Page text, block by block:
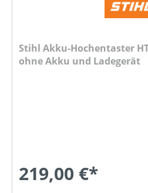
Stihl Akku-Hochentaster
ohne Akku und Ladegerät
219,00 €*